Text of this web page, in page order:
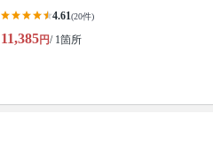
4.61(20件)
11,385円/ 1箇所